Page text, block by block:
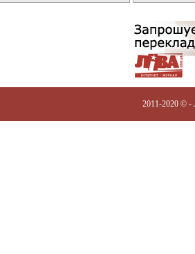
2011-2020 © -